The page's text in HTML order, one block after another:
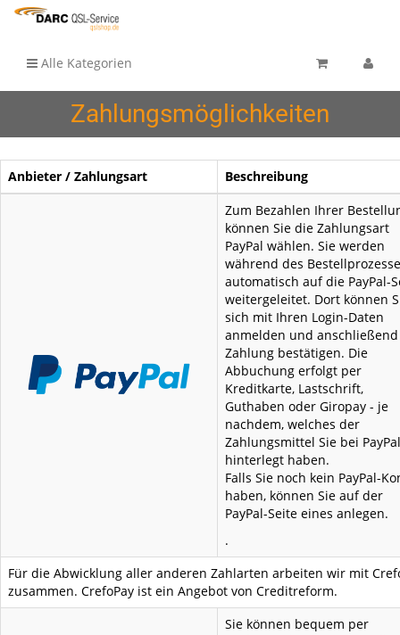
Alle Kategorien
Zahlungsmöglichkeiten
Anbieter / Zahlungsart
Beschreibung
Zum Bezahlen Ihrer
können Sie die Zahlungsart
PayPal wählen. Sie werden
während des
automatisch auf die PayPal-
weitergeleitet. Dort können
sich mit Ihren Login-Daten
anmelden und
Zahlung bestätigen. Die
Abbuchung erfolgt per
Kreditkarte, Lastschrift,
Guthaben oder Giropay - je
nachdem, welches der
Zahlungsmittel Sie bei PayPal
hinterlegt haben.
Falls Sie noch kein PayPal-
haben, können Sie auf der
PayPal-Seite eines anlegen.
.
Für die Abwicklung aller anderen Zahlarten arbeiten wir mit
zusammen. CrefoPay ist ein Angebot von Creditreform.
Sie können bequem per